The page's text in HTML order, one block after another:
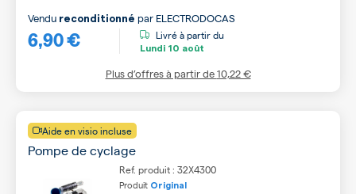
6,90 €
Vendu reconditionné par ELECTRODOCAS
Livré à partir du
Lundi 10 août
Plus d’offres à partir de10,22 €
Aide en visio incluse
Pompe de cyclage
Ref. produit : 32X4300
Produit Original